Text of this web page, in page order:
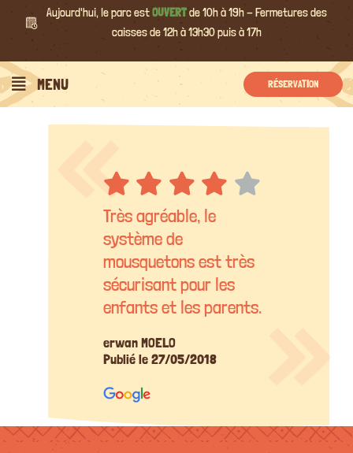
Aujourd'hui, le parc estOUVERTde 10h à 19h - Fermetures des
caisses de 12h à 13h30 puis à 17h
MENU RÉSERVATION
Très agréable, le
système de
mousquetons est très
sécurisant pour les
enfants et les parents.
erwan MOELO
Publié le 27/05/2018